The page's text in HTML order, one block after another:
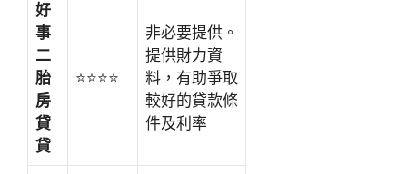
好
事
二
胎
房
貸
貸
⭐⭐⭐⭐
非必要提供。
提供財力資
料，有助爭取
較好的貸款條
件及利率